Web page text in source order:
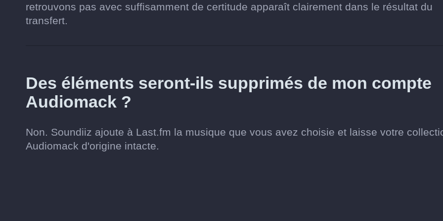
retrouvons pas avec suffisamment de certitude apparaît clairement dans le résultat du
transfert.
Des éléments seront-ils supprimés de mon compte
Audiomack ?
Non. Soundiiz ajoute à Last.fm la musique que vous avez choisie et laisse votre
Audiomack d'origine intacte.